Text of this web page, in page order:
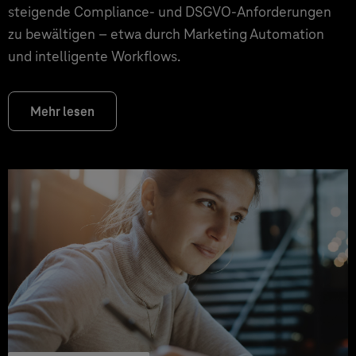
steigende Compliance- und DSGVO-Anforderungen
zu bewältigen – etwa durch Marketing Automation
und intelligente Workflows.
Mehr lesen